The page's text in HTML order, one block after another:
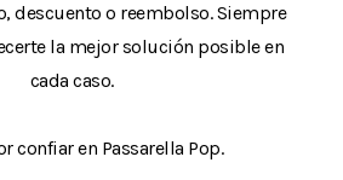
descuento o reembolso. Siempre
la mejor solución posible en
cada caso.
confiar en Passarella Pop.